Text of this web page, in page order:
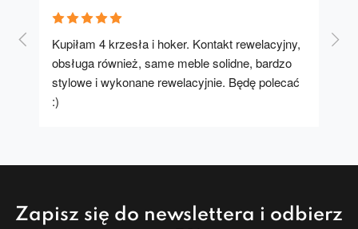
Kupiłam 4 krzesła i hoker. Kontakt rewelacyjny,
obsługa również, same meble solidne, bardzo
stylowe i wykonane rewelacyjnie. Będę polecać
:)
A
Zapisz się do newslettera i odbierz